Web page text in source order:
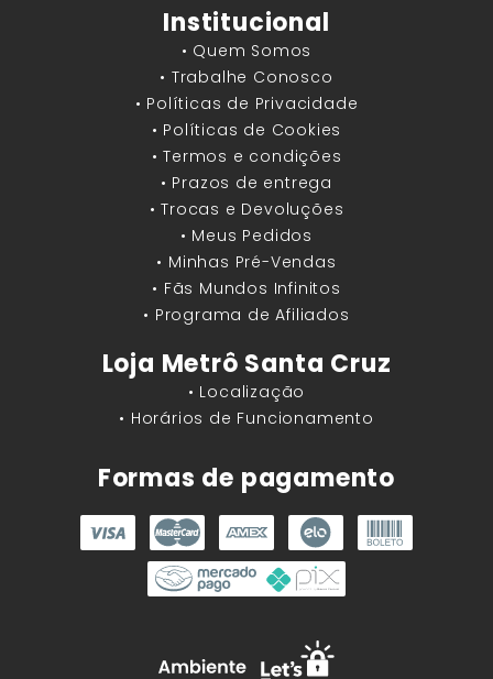
Institucional
• Quem Somos
• Trabalhe Conosco
• Políticas de Privacidade
• Políticas de Cookies
• Termos e condições
• Prazos de entrega
• Trocas e Devoluções
• Meus Pedidos
• Minhas Pré-Vendas
• Fãs Mundos Infinitos
• Programa de Afiliados
Loja Metrô Santa Cruz
• Localização
• Horários de Funcionamento
Formas de pagamento